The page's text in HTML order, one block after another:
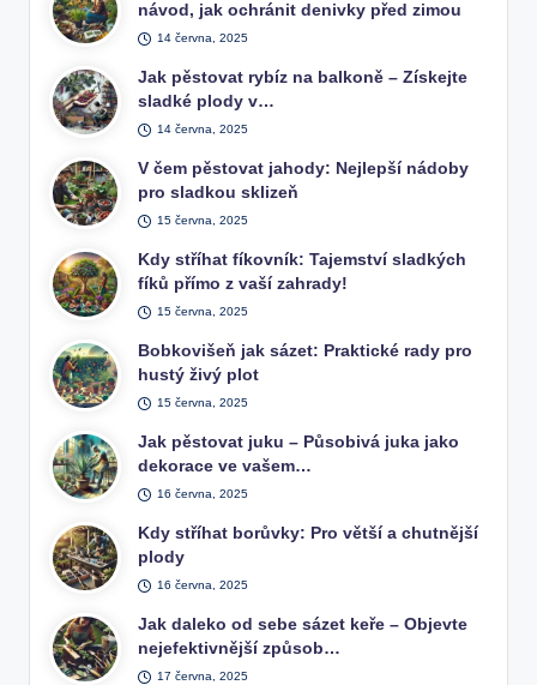
návod, jak ochránit denivky před zimou
14 června, 2025
Jak pěstovat rybíz na balkoně – Získejte
sladké plody v…
14 června, 2025
V čem pěstovat jahody: Nejlepší nádoby
pro sladkou sklizeň
15 června, 2025
Kdy stříhat fíkovník: Tajemství sladkých
fíků přímo z vaší zahrady!
15 června, 2025
Bobkovišeň jak sázet: Praktické rady pro
hustý živý plot
15 června, 2025
Jak pěstovat juku – Působivá juka jako
dekorace ve vašem…
16 června, 2025
Kdy stříhat borůvky: Pro větší a chutnější
plody
16 června, 2025
Jak daleko od sebe sázet keře – Objevte
nejefektivnější způsob…
17 června, 2025